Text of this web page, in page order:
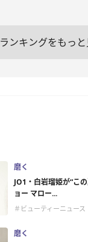
ランキングをもっと
磨く
JO1・白岩瑠姫が“こ
ョー マロー...
＃ビューティーニュース
磨く